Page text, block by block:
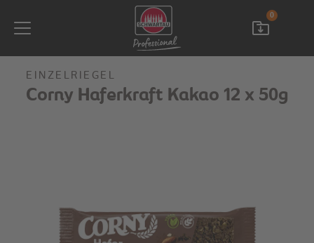
0
EINZELRIEGEL
Corny Haferkraft Kakao 12 x 50g